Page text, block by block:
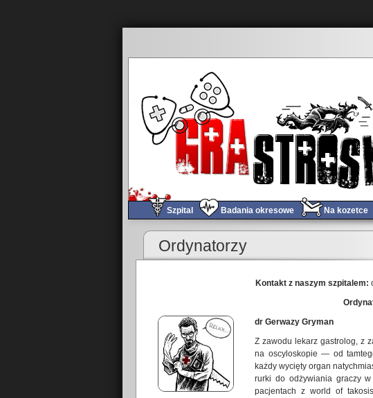
Szpital Badania okresowe Na kozetce
Ordynatorzy
Kontakt z naszym szpitalem:
dr Gerwazy Gryman
Z zawodu lekarz gastrolog, z
na oscyloskopie — od
każdy wycięty organ
rurki do odżywiania graczy
pacjentach z world of